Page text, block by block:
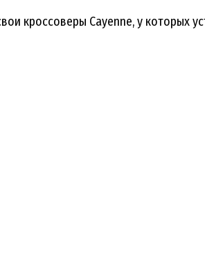
кроссоверы Cayenne, у которых